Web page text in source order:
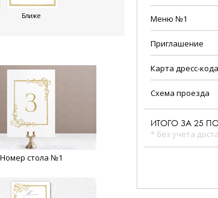
Ближе
Номер стола №1
Меню №1
Приглашение
Карта дресс-кода
Схема проезда
ИТОГО ЗА 25
* без учета